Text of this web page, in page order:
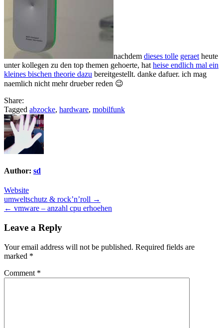
nachdem dieses tolle geraet heute
unter kollegen zu den top themen gehoerte, hat heise endlich mal ein
kleines bischen theorie dazu bereitgestellt. danke dafuer. ich mag
naemlich nicht mehr drueber reden 😉
Share:
Tagged abzocke, hardware, mobilfunk
Author: sd
Website
Post
navigation
umweltschutz & rock’n’roll →
← vmware – anzahl cpu erhoehen
Leave a Reply
Your email address will not be published. Required fields are
marked *
Comment *